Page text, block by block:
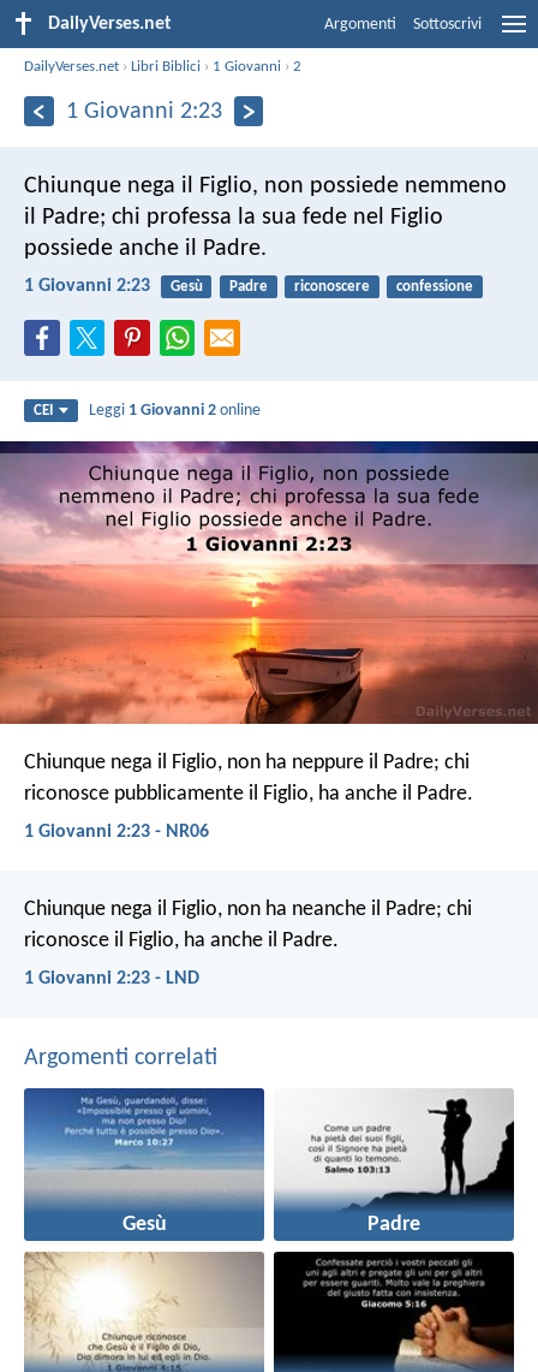
DailyVerses.net Argomenti Sottoscrivi
DailyVerses.net ›Libri Biblici › 1 Giovanni ›2
1 Giovanni 2:23
Chiunque nega il Figlio, non possiede nemmeno
il Padre; chi professa la sua fede nel Figlio
possiede anche il Padre.
1 Giovanni 2:23 Gesù Padre riconoscere confessione
CEI Leggi 1 Giovanni 2 online
Chiunque nega il Figlio, non ha neppure il Padre; chi
riconosce pubblicamente il Figlio, ha anche il Padre.
1 Giovanni 2:23 - NR06
Chiunque nega il Figlio, non ha neanche il Padre; chi
riconosce il Figlio, ha anche il Padre.
1 Giovanni 2:23 - LND
Argomenti correlati
Gesù Padre